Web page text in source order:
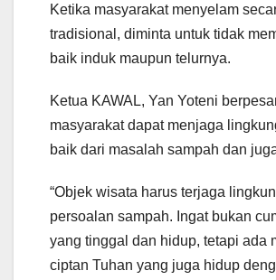
Ketika masyarakat menyelam
tradisional, diminta untuk tidak
baik induk maupun telurnya.
Ketua KAWAL, Yan Yoteni
masyarakat dapat menjaga
baik dari masalah sampah dan
“Objek wisata harus terjaga
persoalan sampah. Ingat bukan
yang tinggal dan hidup, tetapi ada
ciptan Tuhan yang juga hidup